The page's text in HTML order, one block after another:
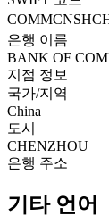
은행 이름
BANK OF
지점 정보
국가/지역
China
도시
CHENZHOU
은행 주소
기타 언어